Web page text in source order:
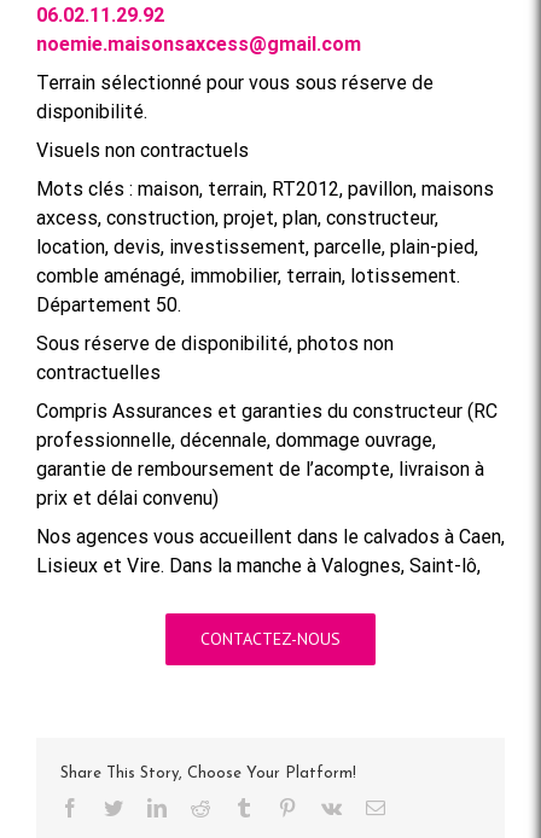
06.02.11.29.92
noemie.maisonsaxcess@gmail.com
Terrain sélectionné pour vous sous réserve de
disponibilité.
Visuels non contractuels
Mots clés : maison, terrain, RT2012, pavillon, maisons
axcess, construction, projet, plan, constructeur,
location, devis, investissement, parcelle, plain-pied,
comble aménagé, immobilier, terrain, lotissement.
Département 50.
Sous réserve de disponibilité, photos non
contractuelles
Compris Assurances et garanties du constructeur (RC
professionnelle, décennale, dommage ouvrage,
garantie de remboursement de l’acompte, livraison à
prix et délai convenu)
Nos agences vous accueillent dans le calvados à Caen,
Lisieux et Vire. Dans la manche à Valognes, Saint-lô,
CONTACTEZ-NOUS
Share This Story, Choose Your Platform!
Facebook
TwitterLinkedInReddit Tumblr Pinterest
Vk Email